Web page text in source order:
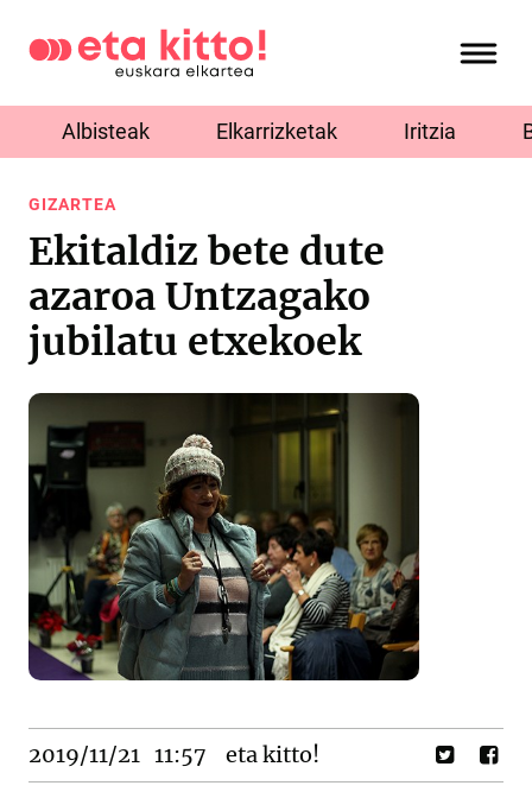
Albisteak Elkarrizketak Iritzia
GIZARTEA
Ekitaldiz bete dute
azaroa Untzagako
jubilatu etxekoek
2019/11/21 11:57 eta kitto!